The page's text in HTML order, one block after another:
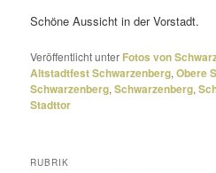
Schöne Aussicht in der Vorstadt.
Veröffentlicht unter Fotos von
Altstadtfest Schwarzenberg,Obere
Schwarzenberg,Schwarzenberg,
Stadttor
RUBRIK